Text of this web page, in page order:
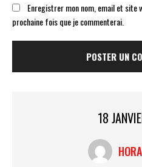
Enregistrer mon nom, email et site
prochaine fois que je commenterai.
18